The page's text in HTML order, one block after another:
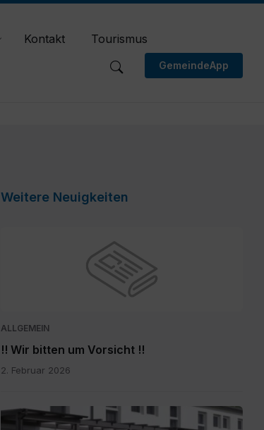
Kontakt Tourismus
GemeindeApp
Weitere Neuigkeiten
ALLGEMEIN
!! Wir bitten um Vorsicht !!
2. Februar 2026
20251111_Flyer.pdf